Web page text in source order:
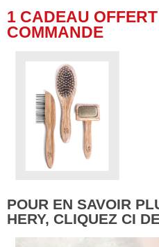
1 CADEAU
COMMANDE
POUR EN SAVOIR
HERY, CLIQUEZ CI